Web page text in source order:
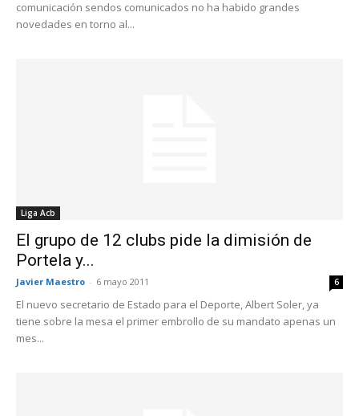
comunicación sendos comunicados no ha habido grandes
novedades en torno al...
Liga Acb
El grupo de 12 clubs pide la dimisión de
Portela y...
Javier Maestro - 6 mayo 2011 6
El nuevo secretario de Estado para el Deporte, Albert Soler, ya
tiene sobre la mesa el primer embrollo de su mandato apenas un
mes...